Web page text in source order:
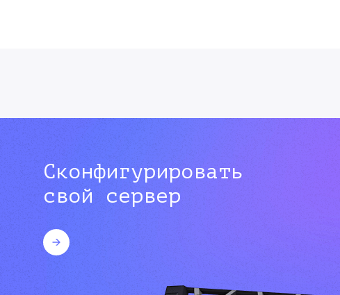
Сконфигурировать
свой сервер